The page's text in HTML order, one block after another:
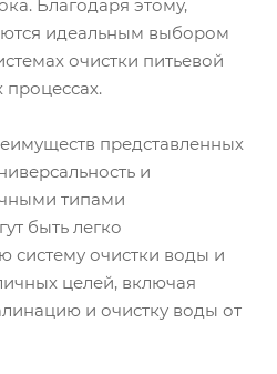
Благодаря этому,
идеальным выбором
очистки питьевой
представленных
и
типами
быть легко
систему очистки воды и
целей, включая
и очистку воды от